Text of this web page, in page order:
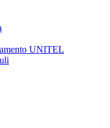
UNITEL